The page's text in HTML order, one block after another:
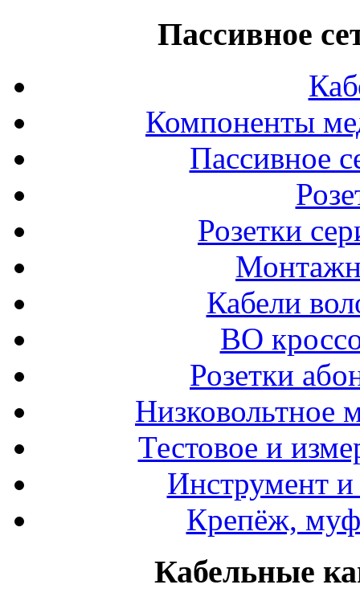
Пассивное
Компоненты
Пассивное
Розетки
Кабели
ВО
Розетки
Низковольтное
Тестовое и
Инструмент
Крепёж,
Кабельные